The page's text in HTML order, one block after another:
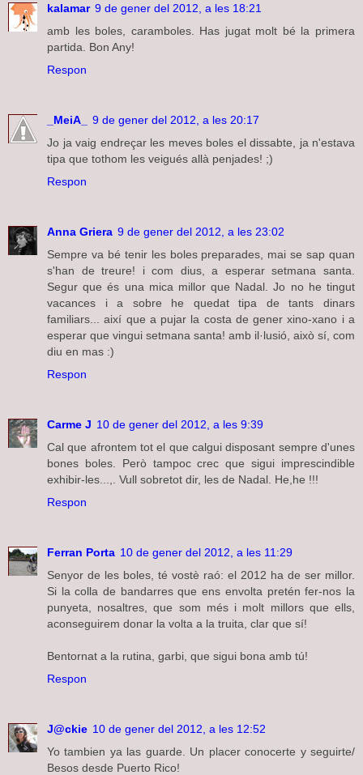
kalamar 9 de gener del 2012, a les 18:21
amb les boles, caramboles. Has jugat molt bé la primera
partida. Bon Any!
Respon
_MeiA_
9 de gener del 2012, a les 20:17
Jo ja vaig endreçar les meves boles el dissabte, ja n'estava
tipa que tothom les veigués allà penjades! ;)
Respon
Anna Griera 9 de gener del 2012, a les 23:02
Sempre va bé tenir les boles preparades, mai se sap quan
s'han de treure! i com dius, a esperar setmana santa.
Segur que és una mica millor que Nadal. Jo no he tingut
vacances i a sobre he quedat tipa de tants dinars
familiars... així que a pujar la costa de gener xino-xano i a
esperar que vingui setmana santa! amb il·lusió, això sí, com
diu en mas :)
Respon
Carme J 10 de gener del 2012, a les 9:39
Cal que afrontem tot el que calgui disposant sempre d'unes
bones boles. Però tampoc crec que sigui imprescindible
exhibir-les...,. Vull sobretot dir, les de Nadal. He,he !!!
Respon
Ferran Porta 10 de gener del 2012, a les 11:29
Senyor de les boles, té vostè raó: el 2012 ha de ser millor.
Si la colla de bandarres que ens envolta pretén fer-nos la
punyeta, nosaltres, que som més i molt millors que ells,
aconseguirem donar la volta a la truita, clar que sí!
Bentornat a la rutina, garbi, que sigui bona amb tú!
Respon
J@ckie 10 de gener del 2012, a les 12:52
Yo tambien ya las guarde. Un placer conocerte y seguirte/
Besos desde Puerto Rico!